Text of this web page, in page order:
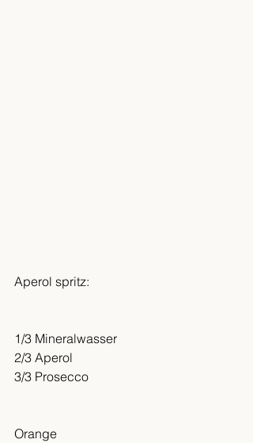
Aperol spritz:
1/3 Mineralwasser
2/3 Aperol
3/3 Prosecco
Orange